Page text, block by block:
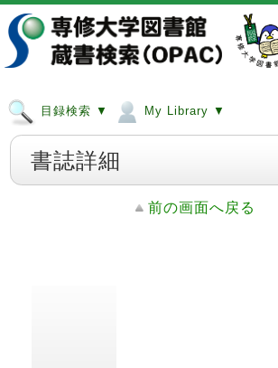
目録検索 ▼ My Library ▼
書誌詳細
前の画面へ戻る